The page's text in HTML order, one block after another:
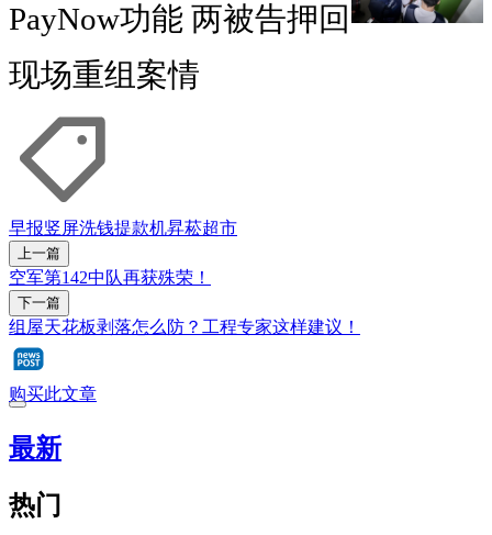
PayNow功能 两被告押回
现场重组案情
早报竖屏洗钱提款机昇菘超市
上一篇
空军第142中队再获殊荣！
下一篇
组屋天花板剥落怎么防？工程专家这样建议！
购买此文章
最新
热门